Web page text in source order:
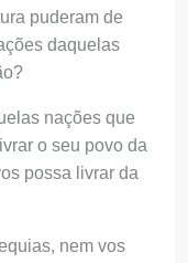
puderam de
daquelas
nações que
o seu povo da
possa livrar da
nem vos